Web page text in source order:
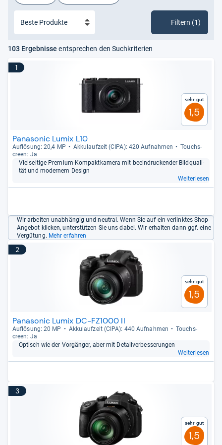
Filtern (1)
103 Ergebnisse entsprechen den Suchkriterien
1
Sehr gut
1,5
Panasonic Lumix L10
Auf­lö­sung: 20,4 MP Akku­lauf­zeit (CIPA): 420 Auf­nah­men
Touch­s­
creen: Ja
Viel­sei­tige Pre­mium-​Kom­pakt­ka­mera mit beein­dru­cken­der Bild­qua­li­
tät und moder­nem Design
Weiterlesen
Wir arbeiten unabhängig und neutral. Wenn Sie auf ein verlinktes Shop-
Angebot klicken, unterstützen Sie uns dabei. Wir erhalten dann ggf. eine
Vergütung. Mehr erfahren
2
Sehr gut
1,5
Panasonic Lumix DC-FZ1000 II
Auf­lö­sung: 20 MP Akku­lauf­zeit (CIPA): 440 Auf­nah­men
Touch­s­
creen: Ja
Optisch wie der Vor­gän­ger, aber mit Detail­ver­bes­se­run­gen
Weiterlesen
3
Sehr gut
1,5